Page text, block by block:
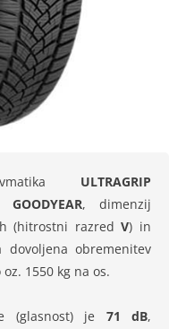
ULTRAGRIP
GOODYEAR, dimenzij
(hitrostni razredV) in
dovoljena obremenitev
1550 kg na os.
(glasnost) je 71 dB,